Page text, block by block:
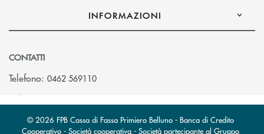
INFORMAZIONI
CONTATTI
Telefono: 0462 569110
© 2026 FPB Cassa di Fassa Primiero Belluno - Banca di Credito
Cooperativo - Società cooperativa - Società partecipante al Gruppo